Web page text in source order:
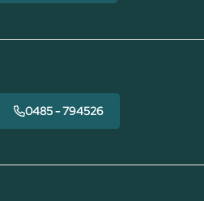
0485 - 794526